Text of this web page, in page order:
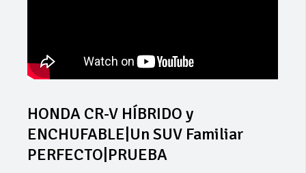
HONDA CR-V HÍBRIDO y
ENCHUFABLE|Un SUV Familiar
PERFECTO|PRUEBA